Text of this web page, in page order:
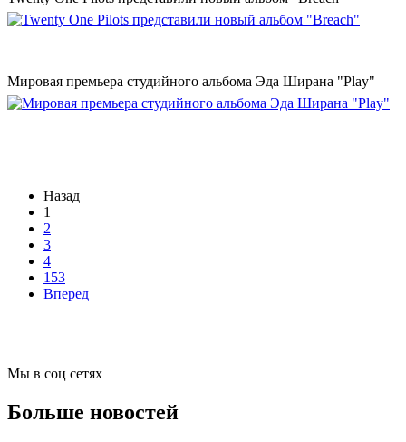
Мировая премьера студийного альбома Эда Ширана "Play"
Назад
1
2
3
4
153
Вперед
Мы в соц сетях
Больше новостей